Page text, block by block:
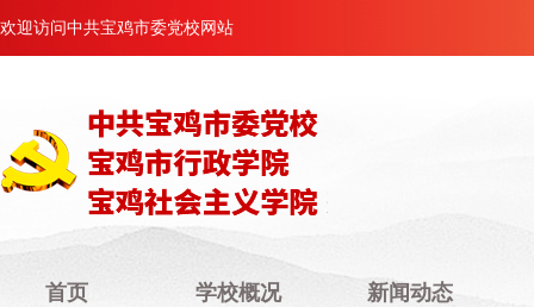
欢迎访问中共宝鸡市委党校网站
首页 学校概况 新闻动态